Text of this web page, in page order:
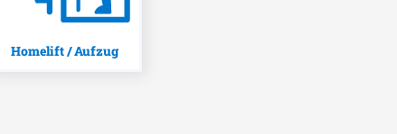
Homelift / Aufzug